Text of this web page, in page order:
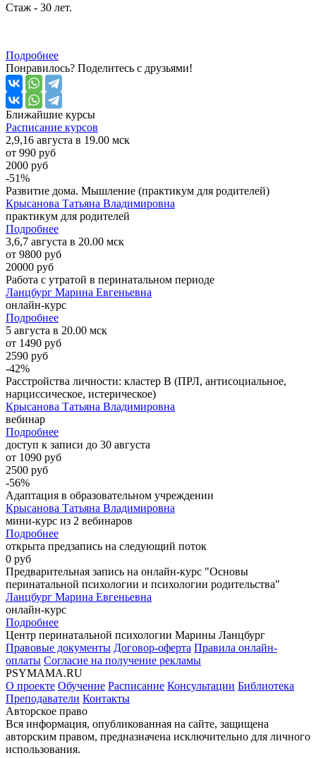
Стаж - 30 лет.
Подробнее
Понравилось? Поделитесь с друзьями!
Ближайшие курсы
Расписание курсов
2,9,16 августа в 19.00 мск
от 990 руб
2000 руб
-51%
Развитие дома. Мышление (практикум для родителей)
Крысанова Татьяна Владимировна
практикум для родителей
Подробнее
3,6,7 августа в 20.00 мск
от 9800 руб
20000 руб
Работа с утратой в перинатальном периоде
Ланцбург Марина Евгеньевна
онлайн-курс
Подробнее
5 августа в 20.00 мск
от 1490 руб
2590 руб
-42%
Расстройства личности: кластер B (ПРЛ, антисоциальное,
нарциссическое, истерическое)
Крысанова Татьяна Владимировна
вебинар
Подробнее
доступ к записи до 30 августа
от 1090 руб
2500 руб
-56%
Адаптация в образовательном учреждении
Крысанова Татьяна Владимировна
мини-курс из 2 вебинаров
Подробнее
открыта предзапись на следующий поток
0 руб
Предварительная запись на онлайн-курс "Основы
перинатальной психологии и психологии родительства"
Ланцбург Марина Евгеньевна
онлайн-курс
Подробнее
Центр перинатальной психологии Марины Ланцбург
Правовые документы Договор-оферта Правила онлайн-
оплаты Согласие на получение рекламы
PSYMAMA.RU
О проекте Обучение Расписание Консультации Библиотека
Преподаватели Контакты
Авторское право
Вся информация, опубликованная на сайте, защищена
авторским правом, предназначена исключительно для личного
использования.